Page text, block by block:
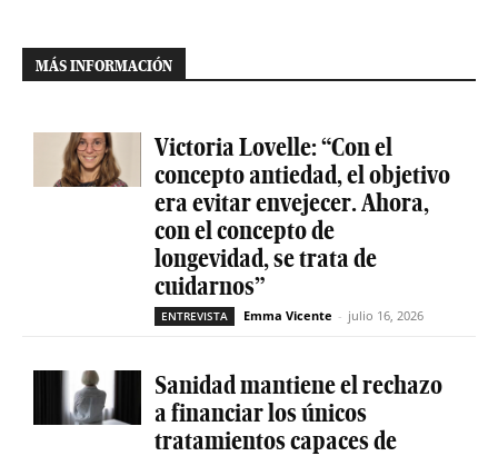
MÁS INFORMACIÓN
Victoria Lovelle: “Con el
concepto antiedad, el objetivo
era evitar envejecer. Ahora,
con el concepto de
longevidad, se trata de
cuidarnos”
ENTREVISTA Emma Vicente - julio 16, 2026
Sanidad mantiene el rechazo
a financiar los únicos
tratamientos capaces de